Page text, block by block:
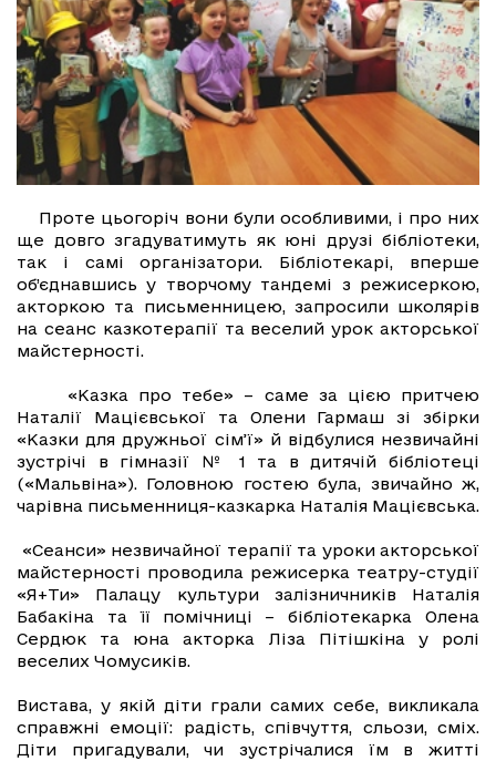
Проте цьогоріч вони були особливими, і про них
ще довго згадуватимуть як юні друзі бібліотеки,
так і самі організатори. Бібліотекарі, вперше
об’єднавшись у творчому тандемі з режисеркою,
акторкою та письменницею, запросили школярів
на сеанс казкотерапії та веселий урок акторської
майстерності.
«Казка про тебе» – саме за цією притчею
Наталії Мацієвської та Олени Гармаш зі збірки
«Казки для дружньої сім’ї» й відбулися незвичайні
зустрічі в гімназії № 1 та в дитячій бібліотеці
(«Мальвіна»). Головною гостею була, звичайно ж,
чарівна письменниця-казкарка Наталія Мацієвська.
«Сеанси» незвичайної терапії та уроки акторської
майстерності проводила режисерка театру-студії
«Я+Ти» Палацу культури залізничників Наталія
Бабакіна та її помічниці – бібліотекарка Олена
Сердюк та юна акторка Ліза Пітішкіна у ролі
веселих Чомусиків.
Вистава, у якій діти грали самих себе, викликала
справжні емоції: радість, співчуття, сльози, сміх.
Діти пригадували, чи зустрічалися їм в житті